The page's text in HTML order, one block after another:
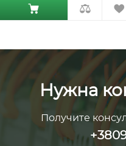
Нужна
Получите